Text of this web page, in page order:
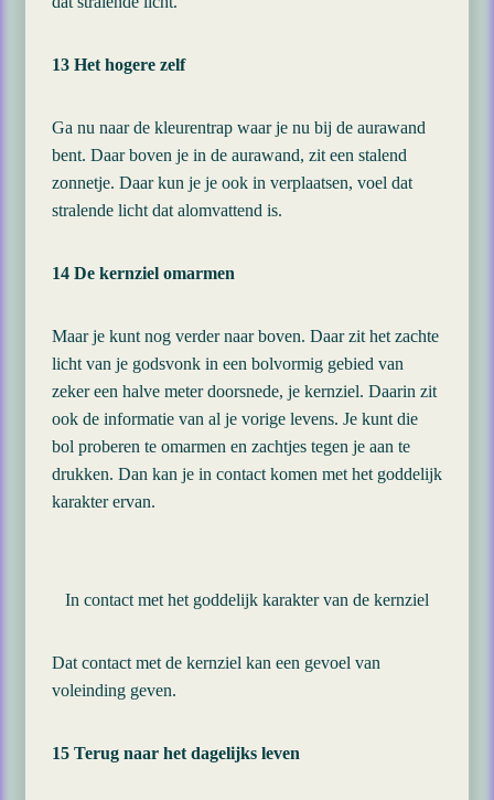
13 Het hogere zelf
Ga nu naar de kleurentrap waar je nu bij de aurawand
bent. Daar boven je in de aurawand, zit een stalend
zonnetje. Daar kun je je ook in verplaatsen, voel dat
stralende licht dat alomvattend is.
14 De kernziel omarmen
Maar je kunt nog verder naar boven. Daar zit het zachte
licht van je godsvonk in een bolvormig gebied van
zeker een halve meter doorsnede, je kernziel. Daarin zit
ook de informatie van al je vorige levens. Je kunt die
bol proberen te omarmen en zachtjes tegen je aan te
drukken. Dan kan je in contact komen met het goddelijk
karakter ervan.
In contact met het goddelijk karakter van de kernziel
Dat contact met de kernziel kan een gevoel van
voleinding geven.
15 Terug naar het dagelijks leven